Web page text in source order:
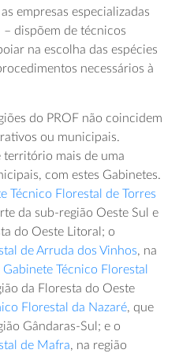
empresas especializadas
dispõem de técnicos
na escolha das espécies
necessários à
do PROF não coincidem
ou municipais.
território mais de uma
com estes Gabinetes.
Técnico Florestal de Torres
da sub-região Oeste Sul e
do Oeste Litoral; o
de Arruda dos Vinhos, na
Gabinete Técnico Florestal
da Floresta do Oeste
Florestal da Nazaré, que
Gândaras-Sul; e o
de Mafra, na região